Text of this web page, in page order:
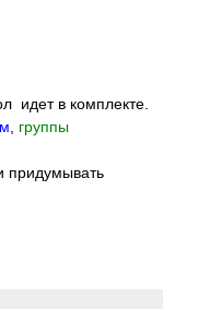
идет в комплекте.
группы
придумывать